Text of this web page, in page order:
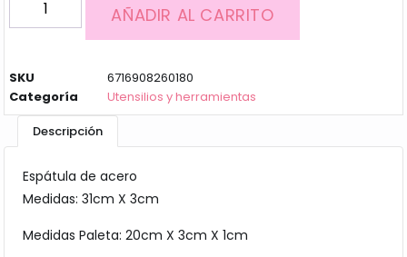
AÑADIR AL CARRITO
SKU
6716908260180
Categoría
Utensilios y herramientas
Descripción
Espátula de acero
Medidas: 31cm X 3cm
Medidas Paleta: 20cm X 3cm X 1cm